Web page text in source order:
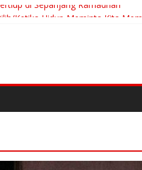
di Sepanjang Ramadhan